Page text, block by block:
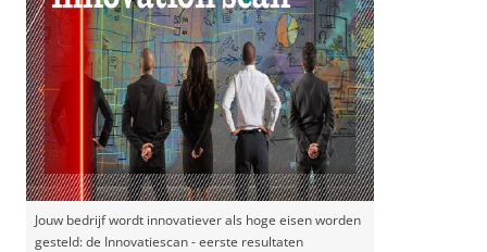
Jouw bedrijf wordt innovatiever als hoge eisen worden
gesteld: de Innovatiescan - eerste resultaten